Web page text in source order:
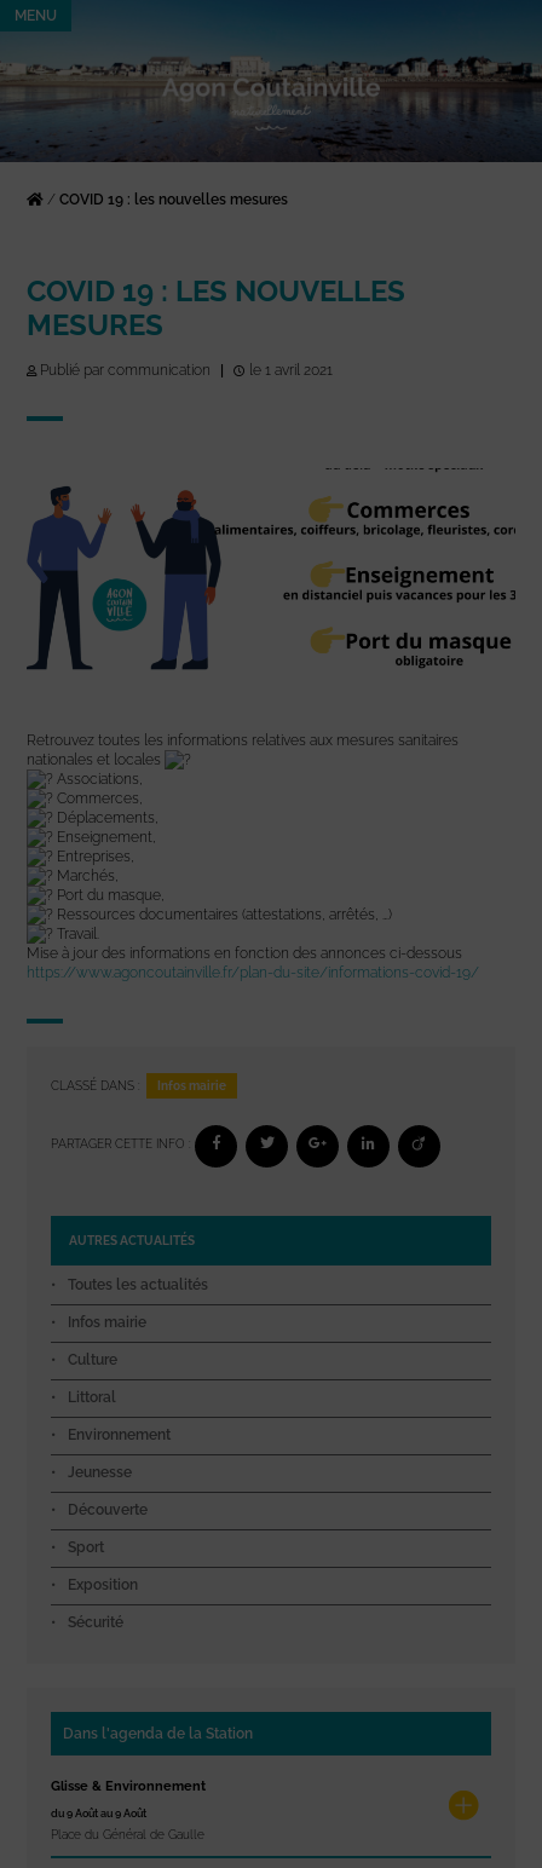
MENU
/COVID 19 : les nouvelles mesures
COVID 19 : LES NOUVELLES
MESURES
Publié par communication le 1 avril 2021
Retrouvez toutes les informations relatives aux mesures sanitaires
nationales et locales
Associations,
Commerces,
Déplacements,
Enseignement,
Entreprises,
Marchés,
Port du masque,
Ressources documentaires (attestations, arrêtés, …)
Travail.
Mise à jour des informations en fonction des annonces ci-dessous
https://www.agoncoutainville.fr/plan-du-site/informations-covid-19/
CLASSÉ DANS : Infos mairie
PARTAGER CETTE INFO :
AUTRES ACTUALITÉS
Toutes les actualités
Infos mairie
Culture
Littoral
Environnement
Jeunesse
Découverte
Sport
Exposition
Sécurité
Dans l'agenda de la Station
Glisse & Environnement
du 9 Août au 9 Août
Place du Général de Gaulle